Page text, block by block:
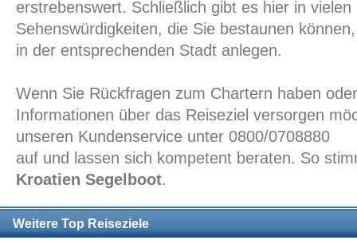
erstrebenswert. Schließlich gibt es hier in
Sehenswürdigkeiten, die Sie bestaunen
in der entsprechenden Stadt anlegen.
Wenn Sie Rückfragen zum Chartern haben
Informationen über das Reiseziel versorgen
unseren Kundenservice unter 0800/0708880
auf und lassen sich kompetent beraten. So
Kroatien Segelboot.
Weitere Top Reiseziele